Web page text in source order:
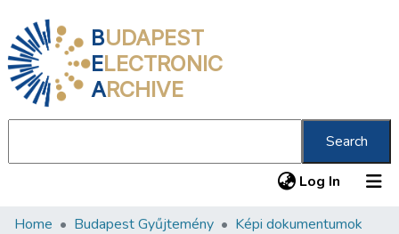
BUDAPEST
ELECTRONIC
ARCHIVE
Search
Log In (current)
Communities & Collections
Home Budapest Gyűjtemény
Képi dokumentumok